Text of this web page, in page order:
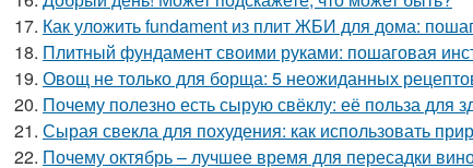
17. Как уложить fundament из плит ЖБИ для дома:
18. Плитный фундамент своими руками: пошаговая
19. Овощ не только для борща: 5 неожиданных
20. Почему полезно есть сырую свёклу: её польза для
21. Сырая свекла для похудения: как использовать
22. Почему октябрь – лучшее время для пересадки